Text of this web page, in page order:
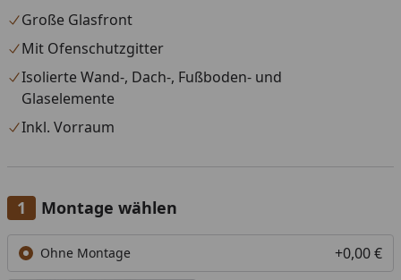
Große Glasfront
Mit Ofenschutzgitter
Isolierte Wand-, Dach-, Fußboden- und
Glaselemente
Inkl. Vorraum
Montage wählen
Ohne Montage +0,00 €